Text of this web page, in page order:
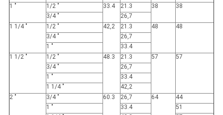
1 "
1/2 " 33.4 21.3 38
38
3/4 "
26,7
1 1/4 "
1/2 " 42,2 21.3 48
48
3/4 "
26,7
1 "
33.4
1 1/2 "
1/2 " 48.3 21.3 57
57
3/4 "
26,7
1 "
33.4
1 1/4 "
42,2
2 "
3/4 " 60.3 26,7 64
44
1 "
33.4
51